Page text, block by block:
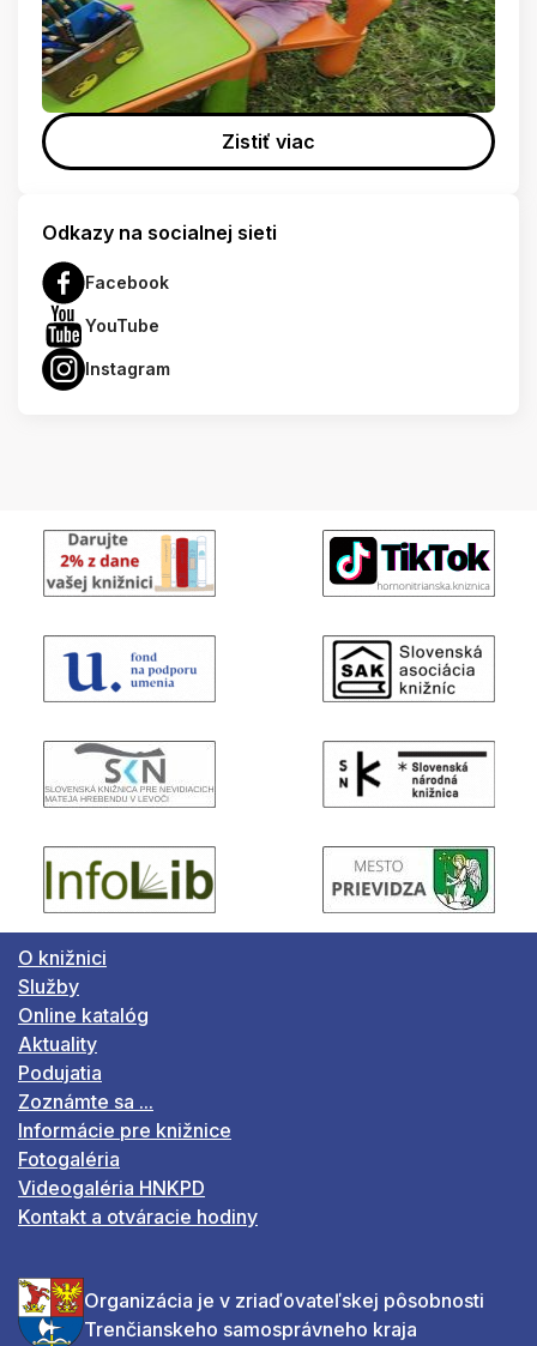
Zistiť viac
Odkazy na socialnej sieti
Facebook
YouTube
Instagram
O knižnici
Služby
Online katalóg
Aktuality
Podujatia
Zoznámte sa ...
Informácie pre knižnice
Fotogaléria
Videogaléria HNKPD
Kontakt a otváracie hodiny
Organizácia je v zriaďovateľskej pôsobnosti
Trenčianskeho samosprávneho kraja